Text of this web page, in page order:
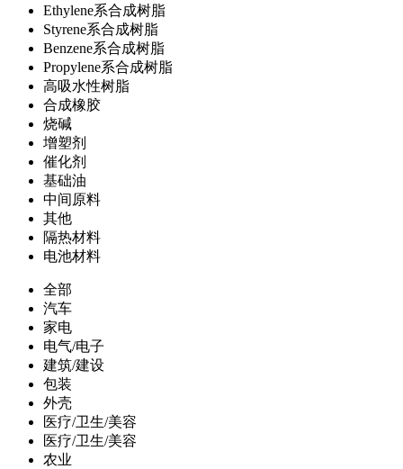
Ethylene系合成树脂
Styrene系合成树脂
Benzene系合成树脂
Propylene系合成树脂
高吸水性树脂
合成橡胶
烧碱
增塑剂
催化剂
基础油
中间原料
其他
隔热材料
电池材料
全部
汽车
家电
电气/电子
建筑/建设
包装
外壳
医疗/卫生/美容
医疗/卫生/美容
农业